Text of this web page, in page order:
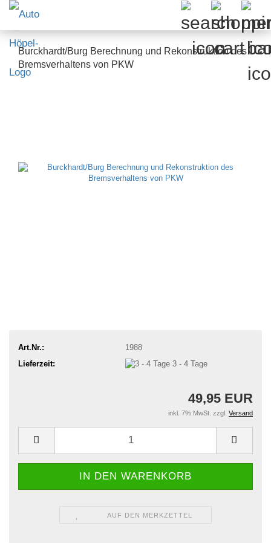
Burckhardt/Burg Berechnung und Rekonstruktion des
Bremsverhaltens von PKW
Art.Nr.:
1988
Lieferzeit:
3 - 4 Tage
49,95 EUR
inkl. 7% MwSt. zzgl. Versand
AUF DEN MERKZETTEL